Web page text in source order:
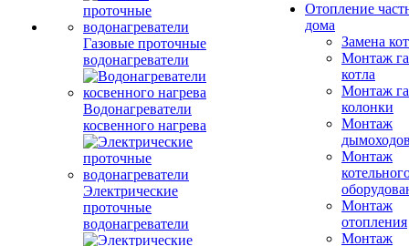
Газовые проточные
водонагреватели
Водонагреватели
косвенного нагрева
Электрические
проточные
водонагреватели
Отопление
дома
Замена
Монтаж
котла
Монтаж
колонки
Монтаж
Монтаж
Монтаж
отопления
Монтаж